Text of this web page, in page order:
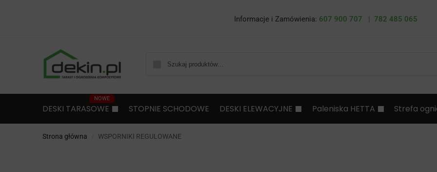
Informacje i Zamówienia: 607 900 707 | 782 485 065
DESKI TARASOWE STOPNIE SCHODOWE DESKI ELEWACYJNE Paleniska HETTA Strefa
Strona główna WSPORNIKI REGULOWANE